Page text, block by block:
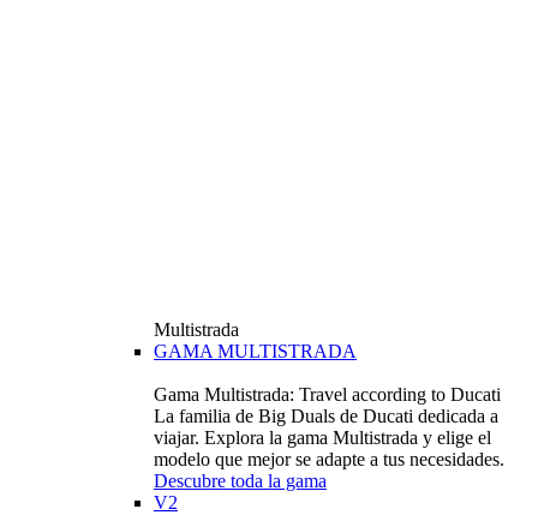
Multistrada
GAMA MULTISTRADA
Gama Multistrada: Travel according to Ducati
La familia de Big Duals de Ducati dedicada a
viajar. Explora la gama Multistrada y elige el
modelo que mejor se adapte a tus necesidades.
Descubre toda la gama
V2